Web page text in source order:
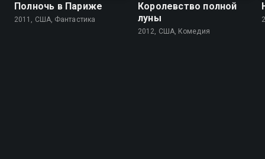
Полночь в Париже
2011, США, Фантастика
Королевство полной
луны
2012, США, Комедия